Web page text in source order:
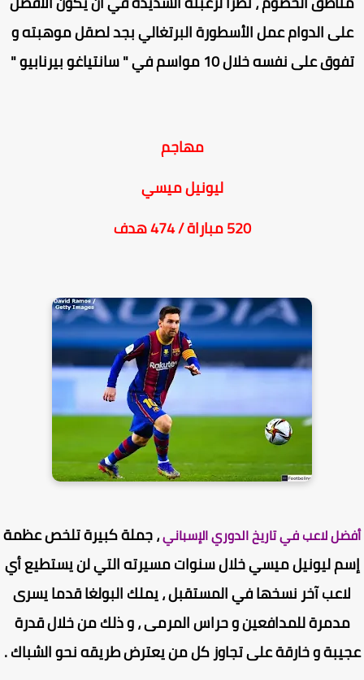
الدوام عمل الأسطورة البرتغالي بجد لصقل موهبته و
على نفسه خلال 10 مواسم في " سانتياغو بيرنابيو "
مهاجم
ليونيل ميسي
520 مباراة / 474 هدف
لاعب في تاريخ الدوري الإسباني، جملة كبيرة تلخص عظمة
ليونيل ميسي خلال سنوات مسيرته التي لن يستطيع أي
آخر نسخها في المستقبل ، يملك البولغا قدما يسرى
مدمرة للمدافعين و حراس المرمى ، و ذلك من خلال قدرة
و خارقة على تجاوز كل من يعترض طريقه نحو الشباك .